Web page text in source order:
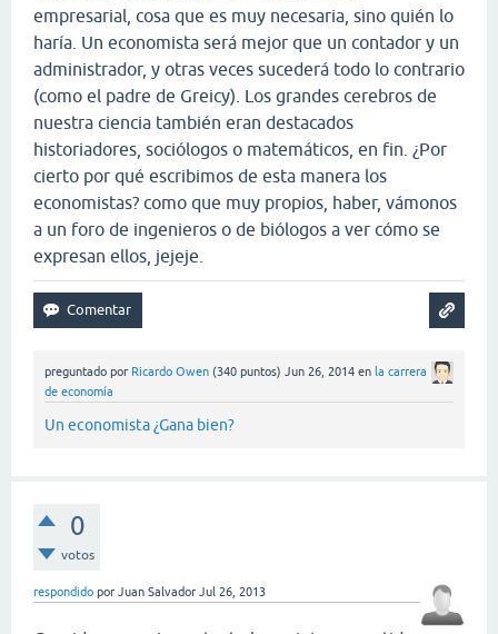
empresarial, cosa que es muy necesaria, sino quién lo
haría. Un economista será mejor que un contador y un
administrador, y otras veces sucederá todo lo contrario
(como el padre de Greicy). Los grandes cerebros de
nuestra ciencia también eran destacados
historiadores, sociólogos o matemáticos, en fin. ¿Por
cierto por qué escribimos de esta manera los
economistas? como que muy propios, haber, vámonos
a un foro de ingenieros o de biólogos a ver cómo se
expresan ellos, jejeje.
preguntado por Ricardo Owen (340 puntos) Jun 26, 2014 en la carrera
de economía
Un economista ¿Gana bien?
0
votos
respondido por Juan Salvador Jul 26, 2013